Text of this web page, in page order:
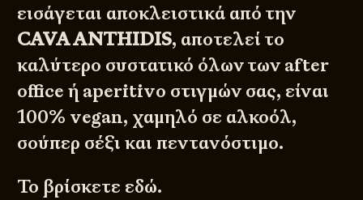
εισάγεται αποκλειστικά από την
CAVA ANTHIDIS, αποτελεί το
καλύτερο συστατικό όλων των after
office ή aperitivo στιγμών σας, είναι
100% vegan, χαμηλό σε αλκοόλ,
σούπερ σέξι και πεντανόστιμο.
Το βρίσκετε εδώ.